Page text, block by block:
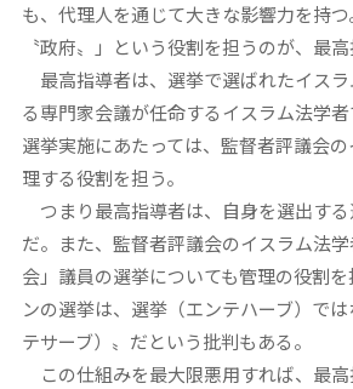
も、代理人を通じて大きな影響力を持
〝政府〟」という役割を担うのが、最
最高指導者は、選挙で選ばれたイス
る専門家会議が任命するイスラム法学
選挙実施にあたっては、監督者評議会
理する役割を担う。
つまり最高指導者は、自身を選出す
だ。また、監督者評議会のイスラム法
会」議員の選挙についても管理の役割
ンの選挙は、選挙（エンテハーブ）で
テサーブ）〟だという批判もある。
この仕組みを最大限悪用すれば、最